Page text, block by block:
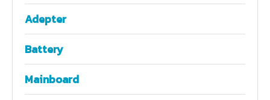
Adepter
Battery
Mainboard